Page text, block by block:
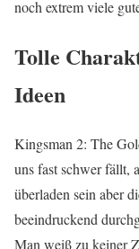
noch extrem viele
Tolle
Ideen
Kingsman 2: The
uns fast schwer fällt,
überladen sein aber
beeindruckend
Man weiß zu keiner